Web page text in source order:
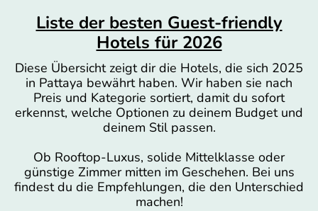
Liste der besten Guest-friendly
Hotels für 2026
Diese Übersicht zeigt dir die Hotels, die sich 2025
in Pattaya bewährt haben. Wir haben sie nach
Preis und Kategorie sortiert, damit du sofort
erkennst, welche Optionen zu deinem Budget und
deinem Stil passen.
Ob Rooftop-Luxus, solide Mittelklasse oder
günstige Zimmer mitten im Geschehen. Bei uns
findest du die Empfehlungen, die den Unterschied
machen!